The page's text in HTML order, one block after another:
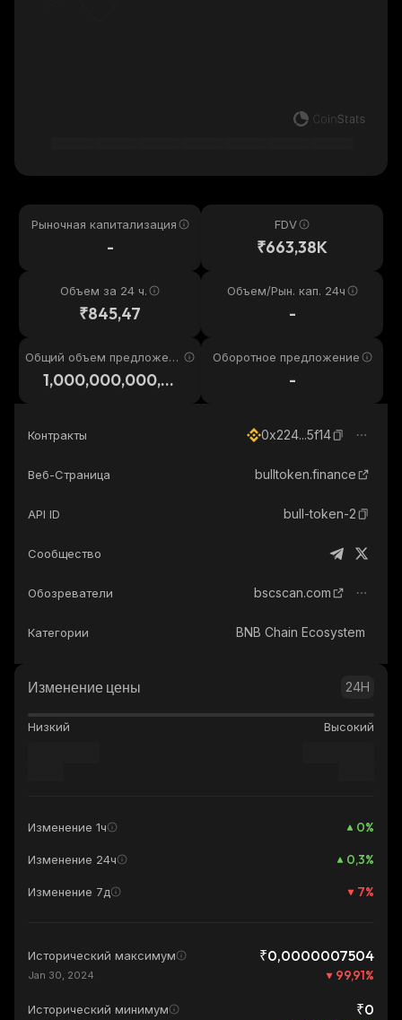
Рыночная капитализация
-
FDV
₹663,38K
Объем за 24 ч.
₹845,47
Объем/Рын. кап. 24ч
-
Общий объем предложени
1,000,000,000,0
Оборотное предложение
-
Контракты 0x224...5f14
Веб-Страница bulltoken.finance
API ID bull-token-2
Сообщество
Обозреватели bscscan.com
Категории BNB Chain Ecosystem
Изменение цены 24H
Низкий Высокий
Изменение 1ч 0%
Изменение 24ч 0,3%
Изменение 7д 7%
Исторический максимум ₹0,0000007504
Jan 30, 2024 99,91%
Исторический минимум ₹0